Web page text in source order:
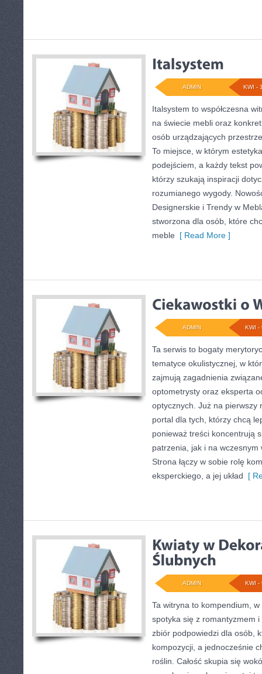
KWI -
ADMIN
Italsystem to współczesna
na świecie mebli oraz
osób urządzających
To miejsce, w którym
podejściem, a każdy tekst
którzy szukają inspiracji
rozumianego wygody.
Designerskie i Trendy w
stworzona dla osób, które
meble [ Read More ]
KWI -
ADMIN
Ta serwis to bogaty
tematyce okulistycznej, w
zajmują zagadnienia
optometrysty oraz eksperta
optycznych. Już na pierwszy
portal dla tych, którzy chcą
ponieważ treści koncentrują
patrzenia, jak i na
Strona łączy w sobie rolę
eksperckiego, a jej układ [
KWI -
ADMIN
Ta witryna to kompendium,
spotyka się z romantyzmem
zbiór podpowiedzi dla osób,
kompozycji, a jednocześnie
roślin. Całość skupia się